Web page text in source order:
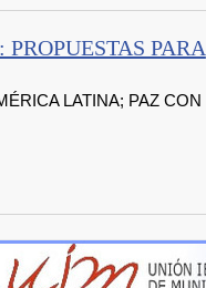
PARA
LATINA; PAZ CON